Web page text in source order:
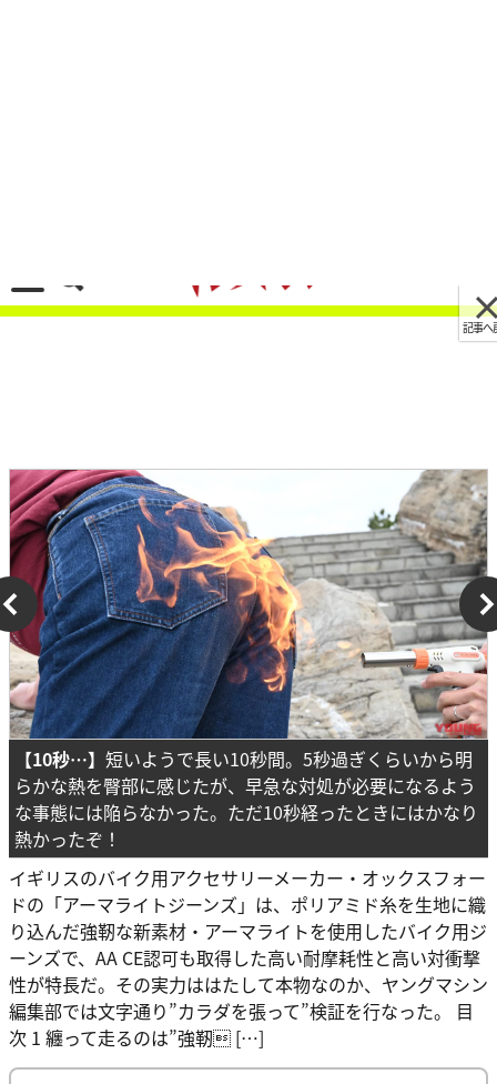
【10秒…】 短いようで長い10秒間。5秒過ぎくらいから明
らかな熱を臀部に感じたが、早急な対処が必要になるよう
な事態には陥らなかった。ただ10秒経ったときにはかなり
熱かったぞ！
イギリスのバイク用アクセサリーメーカー・オックスフォー
ドの「アーマライトジーンズ」は、ポリアミド糸を生地に織
り込んだ強靭な新素材・アーマライトを使用したバイク用ジ
ーンズで、AA CE認可も取得した高い耐摩耗性と高い対衝撃
性が特長だ。その実力ははたして本物なのか、ヤングマシン
編集部では文字通り”カラダを張って”検証を行なった。 目
次 1 纏って走るのは”強靭 […]